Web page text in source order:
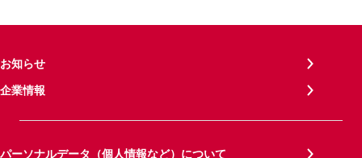
お知らせ
企業情報
パーソナルデータ（個人情報など）について